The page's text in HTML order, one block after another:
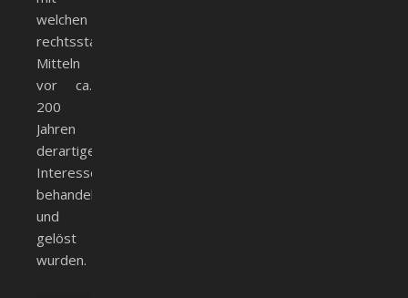
welchen
rechtsstaatlichen
Mitteln
vor ca.
200
Jahren
derartige
Interessenskonflikte
behandelt
und
gelöst
wurden.